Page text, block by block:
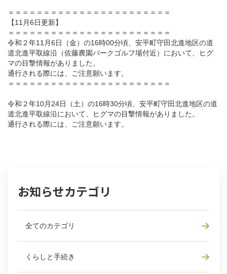
＝＝＝＝＝＝＝＝＝＝＝＝＝＝＝＝＝＝＝＝＝＝＝
【11月6日更新】
＝＝＝＝＝＝＝＝＝＝＝＝＝＝＝＝＝＝＝＝＝＝＝
令和２年11月6日（金）の16時00分頃、安平町守田北進地区の道
道北進平取線沿（佐藤農園パークゴルフ場付近）において、ヒグ
マの目撃情報がありました。
通行される際には、ご注意願います。
＝＝＝＝＝＝＝＝＝＝＝＝＝＝＝＝＝＝＝＝＝＝＝
令和２年10月24日（土）の16時30分頃、安平町守田北進地区の道
道北進平取線沿において、ヒグマの目撃情報がありました。
通行される際には、ご注意願います。
お知らせカテゴリ
全てのカテゴリ
くらしと手続き